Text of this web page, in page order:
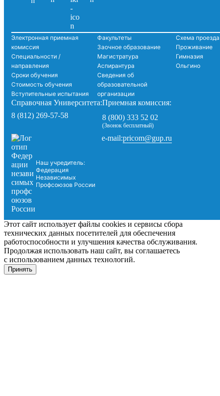
Электронная приемная
комиссия
Специальности /
направления
Сроки обучения
Стоимость обучения
Вступительные испытания
Факультеты
Заочное образование
Магистратура
Аспирантура
Сведения об
образовательной
организации
Схема проезда
Проживание
Гимназия
Ольгино
Справочная Университета:
8 (812) 269-57-58
Приемная комиссия:
8 (800) 333 52 02
(Звонок бесплатный)
Наш учредитель:
Федерация
Независимых
Профсоюзов России
e-mail:pricom@gup.ru
Этот сайт использует файлы cookies и сервисы сбора
технических данных посетителей для обеспечения
работоспособности и улучшения качества обслуживания.
Продолжая использовать наш сайт, вы соглашаетесь
с использованием данных технологий.
Принять